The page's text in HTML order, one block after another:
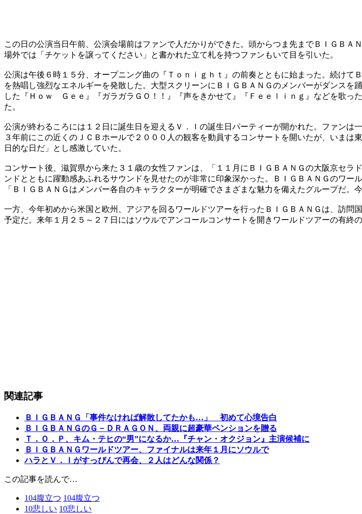
この日の公演当日午前、公演会場前はファンで人だかりができた。頭からつま先までＢＩＧＢ
場外では「チケットを譲ってください」と書かれた立て札を持つファンもいて目を引いた。
公演は午後６時１５分、オープニング曲の『Ｔｏｎｉｇｈｔ』の前奏とともに始まった。続け
を熱唱し強烈なエネルギーを発散した。大型スクリーンにＢＩＧＢＡＮＧのメンバーがダンス
した『Ｈｏｗ Ｇｅｅ』『ガラガラＧＯ！！』『声をきかせて』『Ｆｅｅｌｉｎｇ』などを歌っ
た。
公演が終わるころには１２日に誕生日を迎えるＶ．Ｉの誕生日パーティーが開かれた。ファンは
３年前にこの近くのＪＣＢホールで２０００人の観客を動員するコンサートを開いたが、いま
日的な日だ」とし感激していた。
コンサート後、滋賀県から来た３１歳の女性ファンは、「１１月にＢＩＧＢＡＮＧの大阪京セ
ンドとともに躍動感あふれるサウンドを見せたのが非常に印象深かった。ＢＩＧＢＡＮＧのワー
「ＢＩＧＢＡＮＧはメンバー各自のキャラクターが明確でさまざまな魅力を備えたグループだ。
一方、今年初めから米国と欧州、アジアを回るワールドツアーを行ったＢＩＧＢＡＮＧは、訪
予定だ。来年１月２５～２７日にはソウルでアンコールコンサートを開きワールドツアーの有終の
関連記事
ＢＩＧＢＡＮＧ「事件なければ解散してたかも…」 初めて心境告白
ＢＩＧＢＡＮＧのＧ－ＤＲＡＧＯＮ、両親に超豪華ペンションを贈る
Ｔ．Ｏ．Ｐ、キム・テヒの“男”になるか…『チャン・オクジョン』主演候補に
ＢＩＧＢＡＮＧワールドツアー、ファイナルは来年１月にソウルで
ハラとＶ．Ｉがすっぴんで再会、２人はどんな関係？
この記事を読んで…
104腹立つ 104腹立つ
10悲しい 10悲しい